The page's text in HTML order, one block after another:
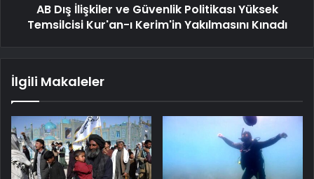
AB Dış İlişkiler ve Güvenlik Politikası Yüksek
Temsilcisi Kur'an-ı Kerim'in Yakılmasını Kınadı
İlgili Makaleler